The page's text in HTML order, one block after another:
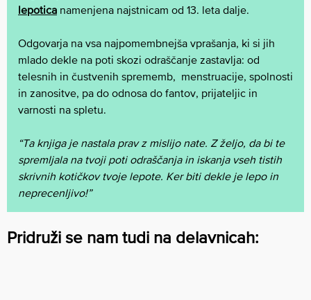
lepotica namenjena najstnicam od 13. leta dalje.
Odgovarja na vsa najpomembnejša vprašanja, ki si jih
mlado dekle na poti skozi odraščanje zastavlja: od
telesnih in čustvenih sprememb, menstruacije, spolnosti
in zanositve, pa do odnosa do fantov, prijateljic in
varnosti na spletu.
“Ta knjiga je nastala prav z mislijo nate. Z željo, da bi te
spremljala na tvoji poti odraščanja in iskanja vseh tistih
skrivnih kotičkov tvoje lepote. Ker biti dekle je lepo in
neprecenljivo!”
Pridruži se nam tudi na delavnicah: